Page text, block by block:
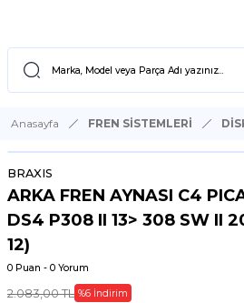
Anasayfa FREN SİSTEMLERİ
BRAXIS
ARKA FREN AYNASI C4
DS4 P308 II 13> 308 SW II
12)
0 Puan - 0 Yorum
2.083,00 TL %6 İndirim